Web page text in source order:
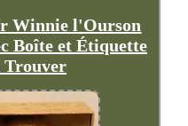
Winnie l'Ourson
Boîte et Étiquette